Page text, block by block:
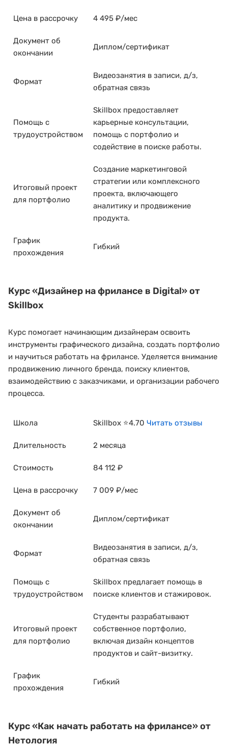
Цена в рассрочку 4 495 ₽/мес
Документ об
окончании
Диплом/сертификат
Формат
Видеозанятия в записи, д/з,
обратная связь
Помощь с
трудоустройством
Skillbox предоставляет
карьерные консультации,
помощь с портфолио и
содействие в поиске работы.
Итоговый проект
для портфолио
Создание маркетинговой
стратегии или комплексного
проекта, включающего
аналитику и продвижение
продукта.
График
прохождения
Гибкий
Курс«Дизайнер на фрилансе в Digital»от
Skillbox
Курс помогает начинающим дизайнерам освоить
инструменты графического дизайна, создать портфолио
и научиться работать на фрилансе. Уделяется внимание
продвижению личного бренда, поиску клиентов,
взаимодействию с заказчиками, и организации рабочего
процесса.
Школа Skillbox ⭐4.70 Читать отзывы
Длительность 2 месяца
Стоимость 84 112 ₽
Цена в рассрочку 7 009 ₽/мес
Документ об
окончании
Диплом/сертификат
Формат
Видеозанятия в записи, д/з,
обратная связь
Помощь с
трудоустройством
Skillbox предлагает помощь в
поиске клиентов и стажировок.
Итоговый проект
для портфолио
Студенты разрабатывают
собственное портфолио,
включая дизайн концептов
продуктов и сайт-визитку.
График
прохождения
Гибкий
Курс«Как начать работать на фрилансе»от
Нетология